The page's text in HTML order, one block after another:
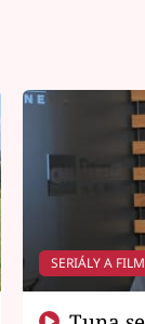
SERIÁLY A